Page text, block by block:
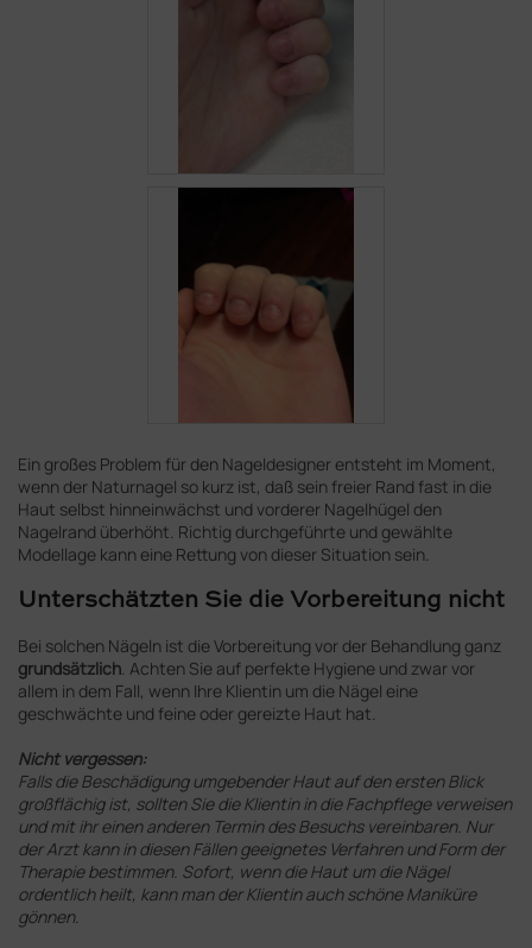
Ein großes Problem für den Nageldesigner entsteht im Moment,
wenn der Naturnagel so kurz ist, daß sein freier Rand fast in die
Haut selbst hinneinwächst und vorderer Nagelhügel den
Nagelrand überhöht. Richtig durchgeführte und gewählte
Modellage kann eine Rettung von dieser Situation sein.
Unterschätzten Sie die Vorbereitung nicht
Bei solchen Nägeln ist die Vorbereitung vor der Behandlung ganz
grundsätzlich. Achten Sie auf perfekte Hygiene und zwar vor
allem in dem Fall, wenn Ihre Klientin um die Nägel eine
geschwächte und feine oder gereizte Haut hat.
Nicht vergessen:
Falls die Beschädigung umgebender Haut auf den ersten Blick
großflächig ist, sollten Sie die Klientin in die Fachpflege verweisen
und mit ihr einen anderen Termin des Besuchs vereinbaren. Nur
der Arzt kann in diesen Fällen geeignetes Verfahren und Form der
Therapie bestimmen. Sofort, wenn die Haut um die Nägel
ordentlich heilt, kann man der Klientin auch schöne Maniküre
gönnen.